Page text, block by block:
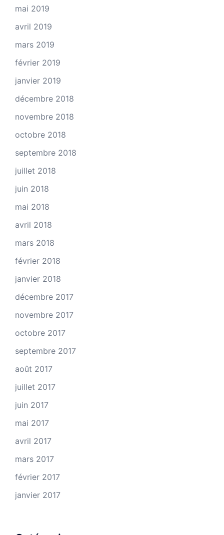
mai 2019
avril 2019
mars 2019
février 2019
janvier 2019
décembre 2018
novembre 2018
octobre 2018
septembre 2018
juillet 2018
juin 2018
mai 2018
avril 2018
mars 2018
février 2018
janvier 2018
décembre 2017
novembre 2017
octobre 2017
septembre 2017
août 2017
juillet 2017
juin 2017
mai 2017
avril 2017
mars 2017
février 2017
janvier 2017